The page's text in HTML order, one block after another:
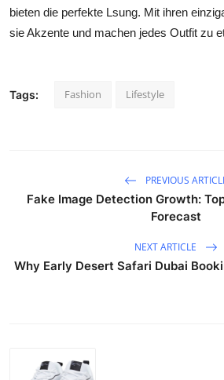
bieten die perfekte Lsung. Mit ihren
sie Akzente und machen jedes Outfit zu
Tags: Fashion Lifestyle
PREVIOUS
Fake Image Detection Growth:
Forecast
NEXT ARTICLE
Why Early Desert Safari Dubai